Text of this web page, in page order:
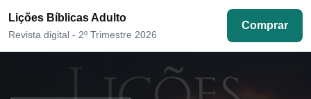
Lições Bíblicas Adulto
Revista digital - 2º Trimestre 2026
Comprar